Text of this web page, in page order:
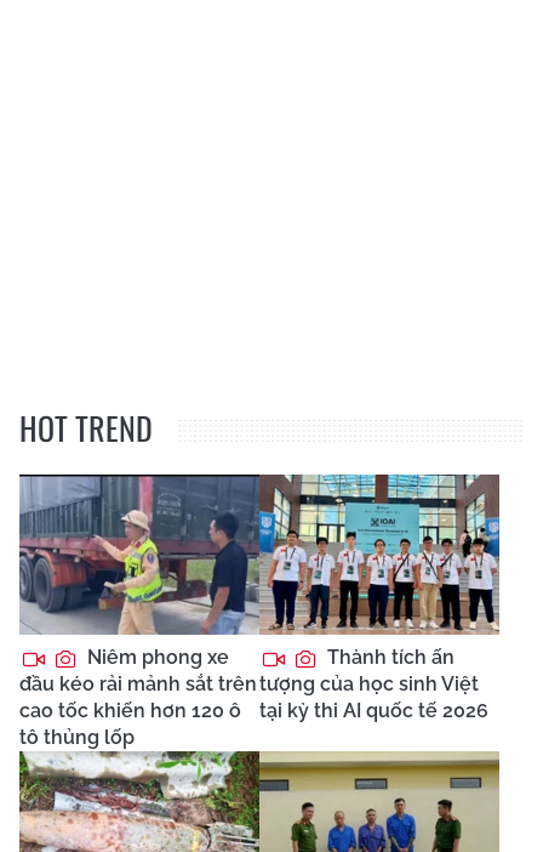
HOT TREND
Niêm phong xe
đầu kéo rải mảnh sắt trên
cao tốc khiến hơn 120 ô
tô thủng lốp
Thành tích ấn
tượng của học sinh Việt
tại kỳ thi AI quốc tế 2026